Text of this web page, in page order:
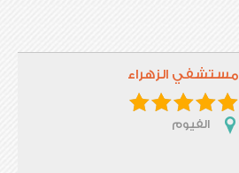
مستشفي الزهراء
الفيوم